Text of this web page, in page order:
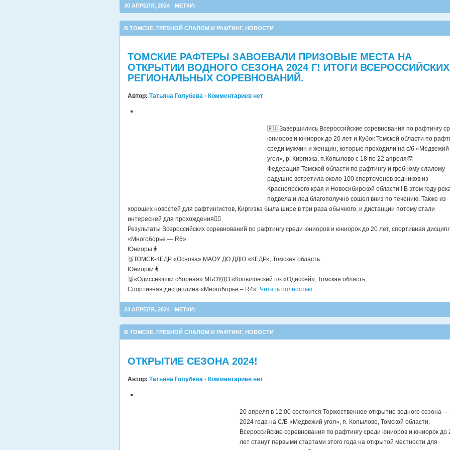
30 АПРЕЛЯ, 2024 · МЕТКИ:
В ТОМСКЕ, ГРЕБНОЙ СЛАЛОМ И РАФТИНГ, НОВОСТИ
ТОМСКИЕ РАФТЕРЫ ЗАВОЕВАЛИ ПРИЗОВЫЕ МЕСТА НА
ОТКРЫТИИ ВОДНОГО СЕЗОНА 2024 Г! ИТОГИ
РЕГИОНАЛЬНЫХ СОРЕВНОВАНИЙ.
Автор: Татьяна Голубева · Комментариев нет
🇷🇺Завершились Всероссийские соревнования по рафтингу
юниоров и юниорок до 20 лет и Кубок Томской области по
среди мужчин и женщин, которые проходили на с/б «Медвежий
угол», р. Киргизка, п.Копылово с 18 по 22 апреля👏
Федерация Томской области по рафтингу и гребному слалому
радушно встретила около 100 спортсменов водников из
Красноярского края и Новосибирской области ! В этом году
подвела и лед благополучно сошел вниз по течению. Также из
хороших новостей для рафтингистов, Киргизка была шире в три раза обычного, и дистанции потому стали
интересней для прохождения☝🏻
Результаты Всероссийских соревнований по рафтингу среди юниоров и юниорок до 20 лет, спортивная
«Многоборье — R6».
Юниоры🧍:
🥉ТОМСК-КЕДР «Основа» МАОУ ДО ДДЮ «КЕДР», Томская область.
Юниорки🧍:
🥈«Одиссеюшки сборная» МБОУДО «Копыловский п/к «Одиссей», Томская область;
Спортивная дисциплина «Многоборье – R4». Читать полностью
23 АПРЕЛЯ, 2024 · МЕТКИ:
В ТОМСКЕ, ГРЕБНОЙ СЛАЛОМ И РАФТИНГ, НОВОСТИ
ОТКРЫТИЕ СЕЗОНА 2024!
Автор: Татьяна Голубева · Комментариев нет
20 апреля в 12:00 состоится Торжественное открытие водного сезона —
2024 года на С/Б «Медвежий угол», п. Копылово, Томской области.
Всероссийские соревнования по рафтингу среди юниоров и юниорок до
лет станут первыми стартами этого года на открытой местности для